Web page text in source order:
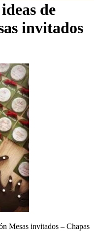
de
invitados
Mesas invitados – Chapas